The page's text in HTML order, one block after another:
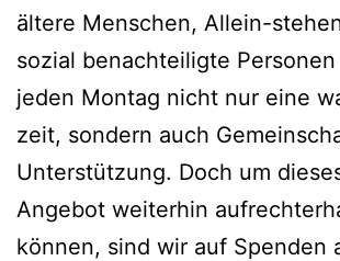
ältere Menschen, Allein-
sozial benachteiligte
jeden Montag nicht nur eine
zeit, sondern auch
Unterstützung. Doch um
Angebot weiterhin
können, sind wir auf Spenden